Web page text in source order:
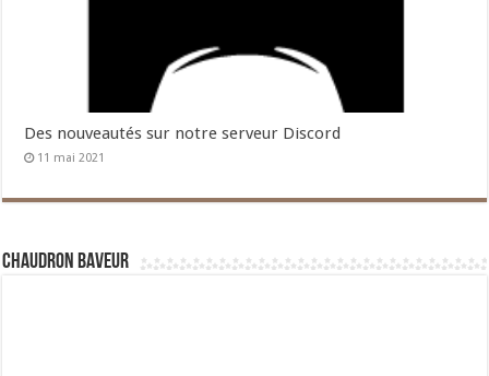
Des nouveautés sur notre serveur Discord
11 mai 2021
Chaudron Baveur